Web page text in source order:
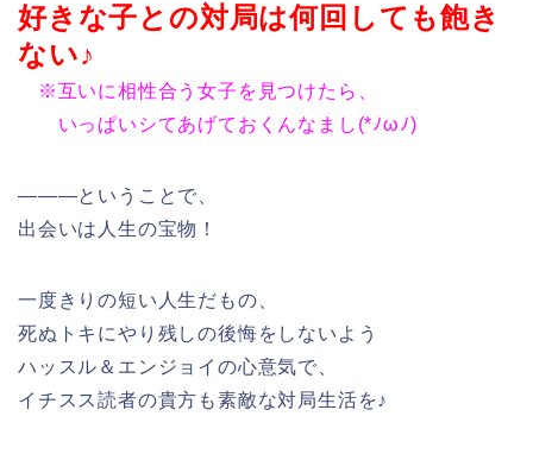
好きな子との対局は何回しても飽き
ない♪
※互いに相性合う女子を見つけたら、
いっぱいシてあげておくんなまし(*ﾉωﾉ)
―――ということで、
出会いは人生の宝物！
一度きりの短い人生だもの、
死ぬトキにやり残しの後悔をしないよう
ハッスル＆エンジョイの心意気で、
イチスス読者の貴方も素敵な対局生活を♪